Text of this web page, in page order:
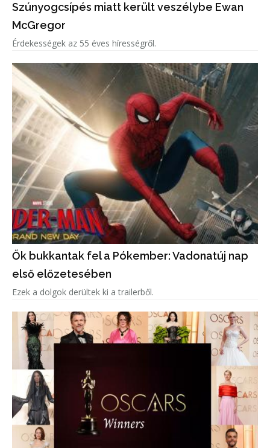
Szúnyogcsípés miatt került veszélybe Ewan
McGregor
Érdekességek az 55 éves hírességről.
Ők bukkantak fel a Pókember: Vadonatúj nap
első előzetesében
Ezek a dolgok derültek ki a trailerből.